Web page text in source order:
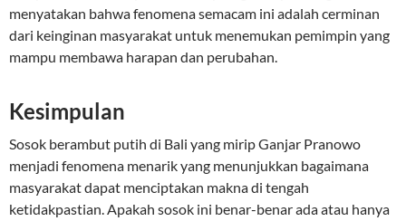
menyatakan bahwa fenomena semacam ini adalah cerminan
dari keinginan masyarakat untuk menemukan pemimpin yang
mampu membawa harapan dan perubahan.
Kesimpulan
Sosok berambut putih di Bali yang mirip Ganjar Pranowo
menjadi fenomena menarik yang menunjukkan bagaimana
masyarakat dapat menciptakan makna di tengah
ketidakpastian. Apakah sosok ini benar-benar ada atau hanya